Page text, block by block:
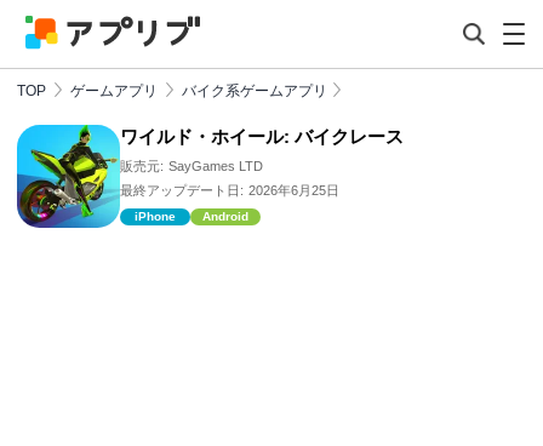
TOP ゲームアプリ バイク系ゲームアプリ
ワイルド・ホイール: バイクレース
販売元: SayGames LTD
最終アップデート日: 2026年6月25日
iPhone Android